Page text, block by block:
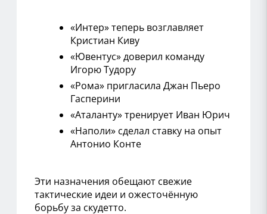
«Интер» теперь возглавляет
Кристиан Киву
«Ювентус» доверил команду
Игорю Тудору
«Рома» пригласила Джан Пьеро
Гасперини
«Аталанту» тренирует Иван Юрич
«Наполи» сделал ставку на опыт
Антонио Конте
Эти назначения обещают свежие
тактические идеи и ожесточённую
борьбу за скудетто.